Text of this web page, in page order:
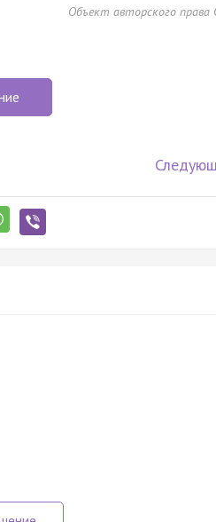
Объект авторского права